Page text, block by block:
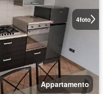
4foto
Appartamento